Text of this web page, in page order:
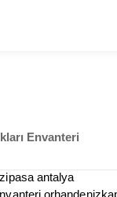
Envanteri